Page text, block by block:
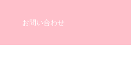
お問い合わせ